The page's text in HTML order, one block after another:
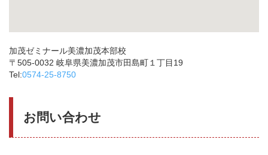
加茂ゼミナール美濃加茂本部校
〒505-0032 岐阜県美濃加茂市田島町１丁目19
Tel:0574-25-8750
お問い合わせ